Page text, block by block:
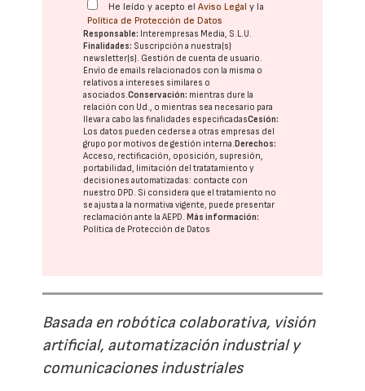
He leído y acepto elAviso Legal y la
Política de Protección de Datos
Responsable: Interempresas Media, S.L.U.
Finalidades: Suscripción a nuestra(s)
newsletter(s). Gestión de cuenta de usuario.
Envío de emails relacionados con la misma o
relativos a intereses similares o
asociados.Conservación: mientras dure la
relación con Ud., o mientras sea necesario para
llevar a cabo las finalidades especificadasCesión:
Los datos pueden cederse a otras empresas del
grupo por motivos de gestión interna. Derechos:
Acceso, rectificación, oposición, supresión,
portabilidad, limitación del tratatamiento y
decisiones automatizadas: contacte con
nuestro DPD. Si considera que el tratamiento no
se ajusta a la normativa vigente, puede presentar
reclamación ante laAEPD. Más información:
Política de Protección de Datos
Basada en robótica colaborativa, visión
artificial, automatización industrial y
comunicaciones industriales